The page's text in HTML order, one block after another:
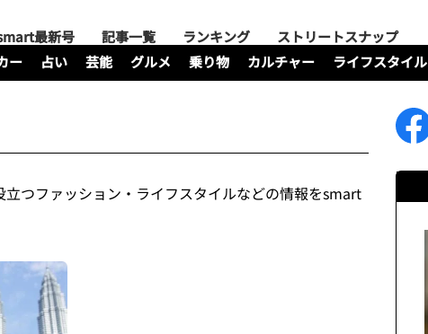
最新号 記事一覧 ランキング
ストリートスナップ
ー 占い 芸能 グルメ 乗り物 カルチャー ライフスタイル
立つファッション・ライフスタイルなどの情報をsmart